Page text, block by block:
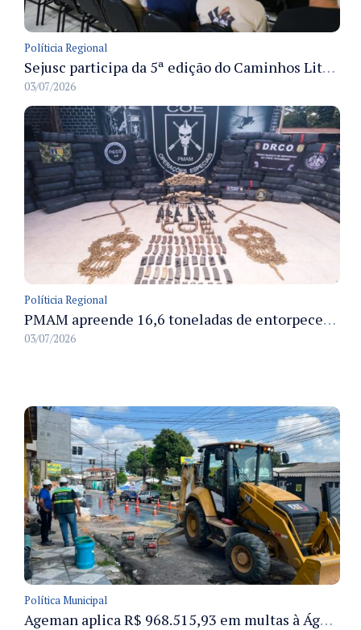
Políticia Regional
Sejusc participa da 5ª edição do Caminhos Literários com foco na cultura hip-hop nas unidades socioeducativas
03/07/2026
Políticia Regional
PMAM apreende 16,6 toneladas de entorpecentes e registra aumento nas prisões em flagrante e nas capturas de foragidos no primeiro semestre de 2026
03/07/2026
Política Municipal
Ageman aplica R$ 968.515,93 em multas à Águas de Manaus por vazamentos e danos ao pavimento em Manaus